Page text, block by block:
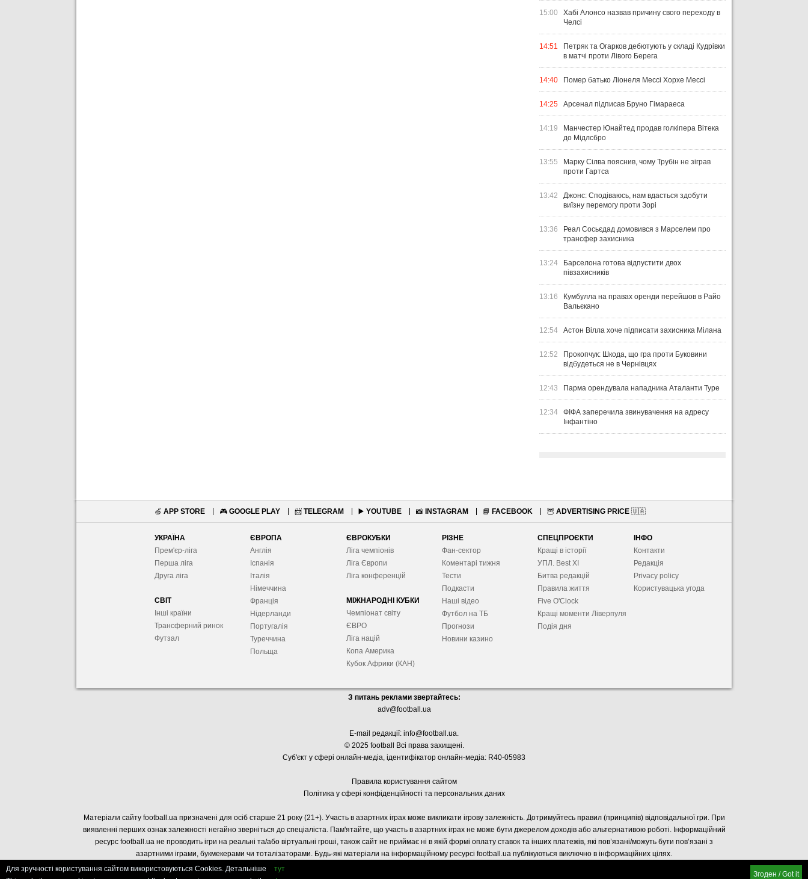
15:00
Хабі Алонсо назвав причину свого переходу в
Челсі
14:51
Петряк та Огарков дебютують у складі Кудрівки
в матчі проти Лівого Берега
14:40 Помер батько Ліонеля Мессі Хорхе Мессі
14:25 Арсенал підписав Бруно Гімараеса
14:19
Манчестер Юнайтед продав голкіпера Вітека
до Мідлсбро
13:55
Марку Сілва пояснив, чому Трубін не зіграв
проти Гартса
13:42
Джонс: Сподіваюсь, нам вдасться здобути
виїзну перемогу проти Зорі
13:36
Реал Сосьєдад домовився з Марселем про
трансфер захисника
13:24
Барселона готова відпустити двох
півзахисників
13:16
Кумбулла на правах оренди перейшов в Райо
Вальєкано
12:54 Астон Вілла хоче підписати захисника Мілана
12:52
Прокопчук: Шкода, що гра проти Буковини
відбудеться не в Чернівцях
12:43 Парма орендувала нападника Аталанти Туре
12:34
ФІФА заперечила звинувачення на адресу
Інфантіно
🍏 APP STORE 🎮 GOOGLE PLAY 📨 TELEGRAM ▶️ YOUTUBE 📸 INSTAGRAM 📘 FACEBOOK 🦉 ADVERTISING PRICE 🇺🇦
УКРАЇНА
Прем'єр-ліга
Перша ліга
Друга ліга
СВІТ
Інші країни
Трансферний ринок
Футзал
ЄВРОПА
Англія
Іспанія
Італія
Німеччина
Франція
Нідерланди
Португалія
Туреччина
Польща
ЄВРОКУБКИ
Ліга чемпіонів
Ліга Європи
Ліга конференцій
МІЖНАРОДНІ КУБКИ
Чемпіонат світу
ЄВРО
Ліга націй
Копа Америка
Кубок Африки (КАН)
РІЗНЕ
Фан-сектор
Коментарі тижня
Тести
Подкасти
Наші відео
Футбол на ТБ
Прогнози
Новини казино
СПЕЦПРОЄКТИ
Кращі в історії
УПЛ. Best XІ
Битва редакцій
Правила життя
Five O'Clock
Кращі моменти Ліверпуля
Подія дня
ІНФО
Контакти
Редакція
Privacy policy
Користувацька угода
З питань реклами звертайтесь:
adv@football.ua
E-mail редакції: info@football.ua.
© 2025 football Всі права захищені.
Суб'єкт у сфері онлайн-медіа, ідентифікатор онлайн-медіа: R40-05983
Правила користування сайтом
Політика у сфері конфіденційності та персональних даних
Матеріали сайту football.ua призначені для осіб старше 21 року (21+). Участь в азартних іграх може викликати ігрову залежність. Дотримуйтесь правил (принципів) відповідальної гри. При
виявленні перших ознак залежності негайно зверніться до спеціаліста. Пам'ятайте, що участь в азартних іграх не може бути джерелом доходів або альтернативою роботі. Інформаційний
ресурс football.ua не проводить ігри на реальні та/або віртуальні гроші, також сайт не приймає ні в якій формі оплату ставок та інших платежів, які пов’язані/можуть бути пов’язані з
азартними іграми, букмекерами чи тоталізаторами. Будь-які матеріали на інформаційному ресурсі football.ua публікуються виключно в інформаційних цілях.
Для зручності користування сайтом використовуються Cookies. Детальніше
тут
Згоден / Got it